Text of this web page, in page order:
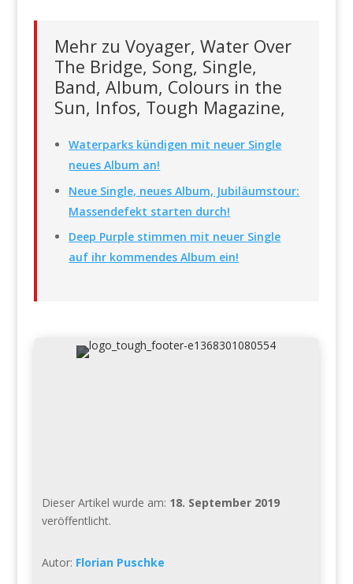
Mehr zu Voyager, Water Over
The Bridge, Song, Single,
Band, Album, Colours in the
Sun, Infos, Tough Magazine,
Waterparks kündigen mit neuer Single
neues Album an!
Neue Single, neues Album, Jubiläumstour:
Massendefekt starten durch!
Deep Purple stimmen mit neuer Single
auf ihr kommendes Album ein!
Dieser Artikel wurde am: 18. September 2019
veröffentlicht.
Autor: Florian Puschke